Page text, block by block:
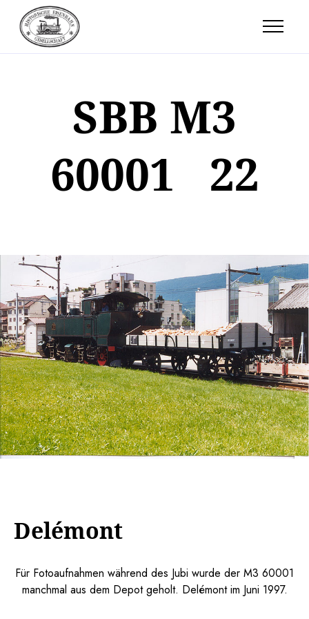
SBB M3
60001 22
Delémont
Für Fotoaufnahmen während des Jubi wurde der M3 60001
manchmal aus dem Depot geholt. Delémont im Juni 1997.